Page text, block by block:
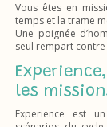
Vous êtes en
temps et la trame
Une poignée
seul rempart
les
Experience est